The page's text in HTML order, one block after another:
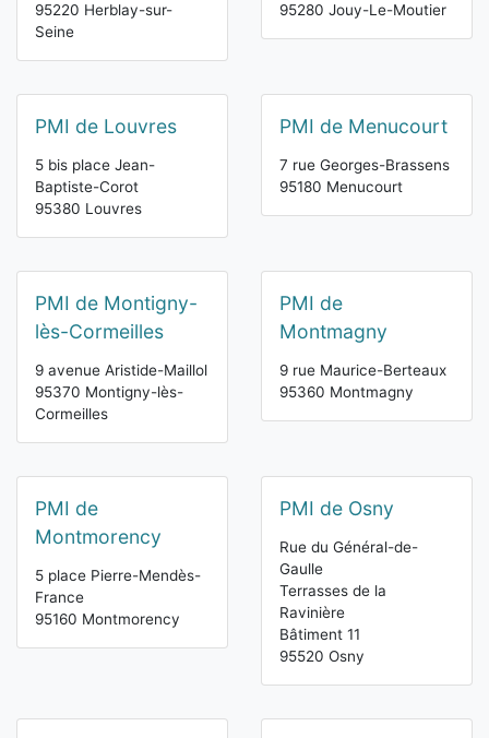
95220 Herblay-sur-
Seine
95280 Jouy-Le-Moutier
PMI de Louvres
5 bis place Jean-
Baptiste-Corot
95380 Louvres
PMI de Menucourt
7 rue Georges-Brassens
95180 Menucourt
PMI de Montigny-
lès-Cormeilles
9 avenue Aristide-Maillol
95370 Montigny-lès-
Cormeilles
PMI de
Montmagny
9 rue Maurice-Berteaux
95360 Montmagny
PMI de
Montmorency
5 place Pierre-Mendès-
France
95160 Montmorency
PMI de Osny
Rue du Général-de-
Gaulle
Terrasses de la
Ravinière
Bâtiment 11
95520 Osny